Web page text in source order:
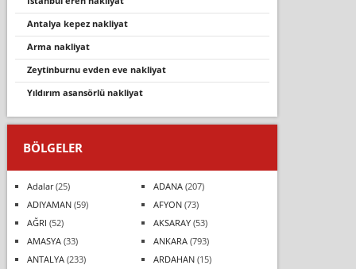
antalya kepez nakliyat
arma nakliyat
zeytinburnu evden eve nakli̇yat
yıldırım asansörlü nakliyat
BÖLGELER
Adalar(25) ADANA(207)
ADIYAMAN(59) AFYON(73)
AĞRI (52) AKSARAY(53)
AMASYA(33) ANKARA(793)
ANTALYA(233) ARDAHAN(15)